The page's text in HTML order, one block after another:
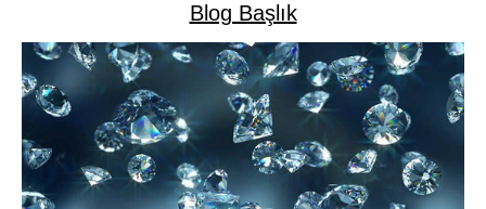
Blog Başlık